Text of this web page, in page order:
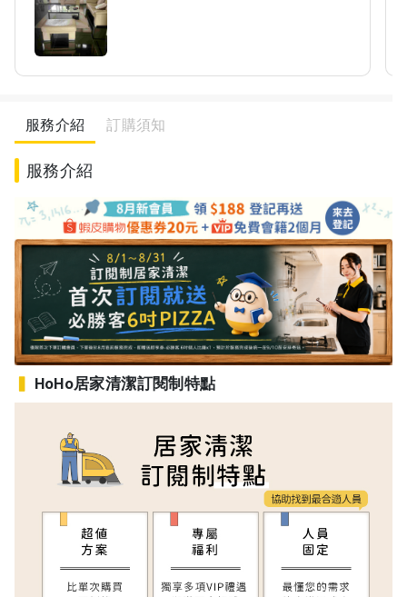
服務介紹 訂購須知
服務介紹
▍ HoHo居家清潔訂閱制特點